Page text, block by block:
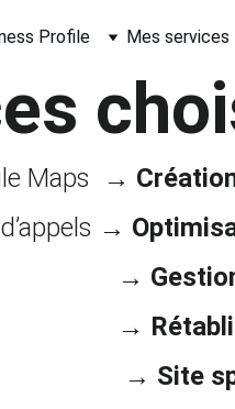
Profile Mes services
Maps  →
→
→
→
→ Site